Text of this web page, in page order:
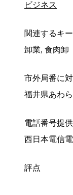
ビジネス
関連するキ
卸業, 食肉卸
市外局番に
福井県あわ
電話番号提
西日本電信
評点